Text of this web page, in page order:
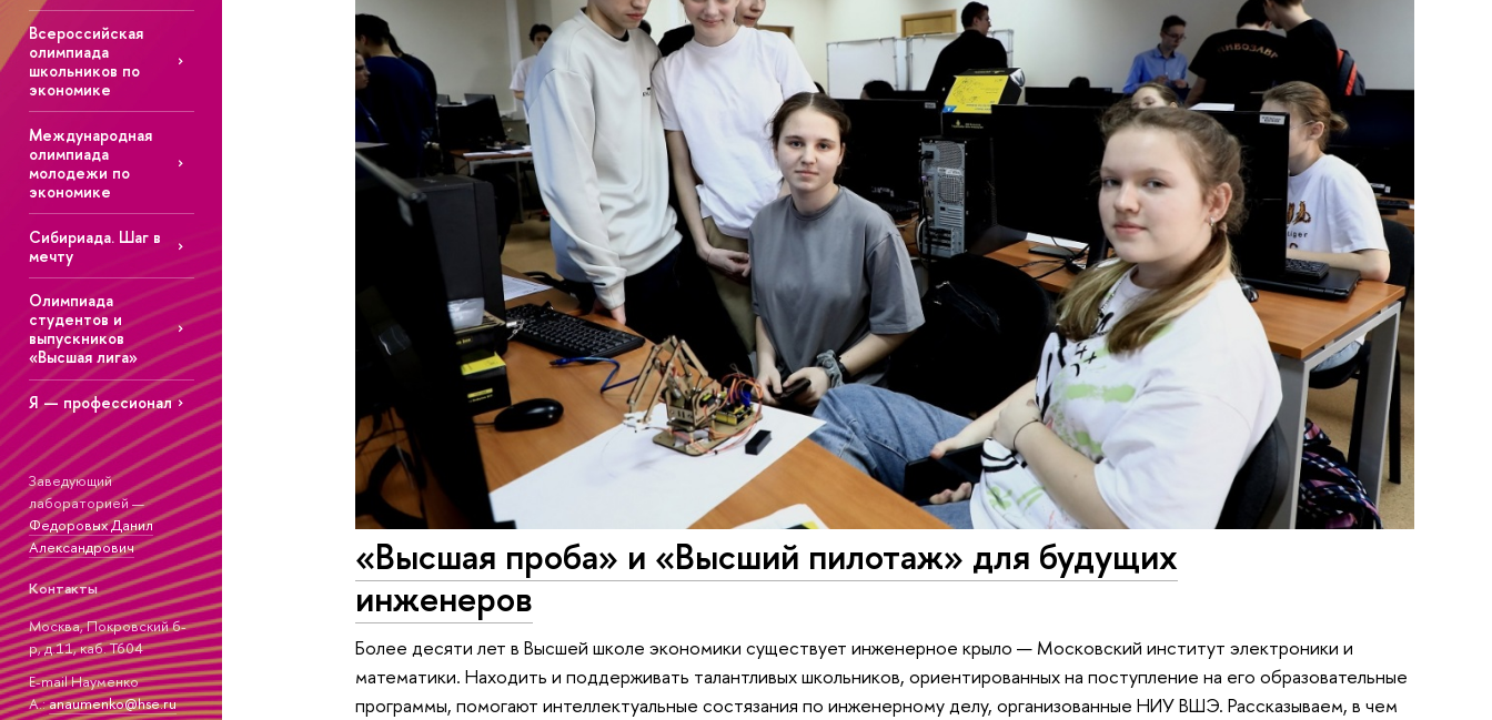
Всероссийская
олимпиада
школьников по
экономике
Международная
олимпиада
молодежи по
экономике
Сибириада. Шаг в
мечту
Олимпиада
студентов и
выпускников
«Высшая лига»
Я — профессионал
Заведующий
лабораторией —
Федоровых Данил
Александрович
Контакты
Москва, Покровский б-
р, д.11, каб. T604
E-mail Науменко
А.:anaumenko@hse.ru
«Высшая проба» и «Высший пилотаж» для будущих
инженеров
Более десяти лет в Высшей школе экономики существует инженерное крыло — Московский институт электроники и
математики. Находить и поддерживать талантливых школьников, ориентированных на поступление на его образовательные
программы, помогают интеллектуальные состязания по инженерному делу, организованные НИУ ВШЭ. Рассказываем, в чем